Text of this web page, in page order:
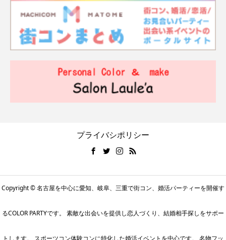
プライバシポリシー
Copyright © 名古屋を中心に愛知、岐阜、三重で街コン、婚活パーティーを開催す
るCOLOR PARTYです。 素敵な出会いを提供し恋人づくり、結婚相手探しをサポー